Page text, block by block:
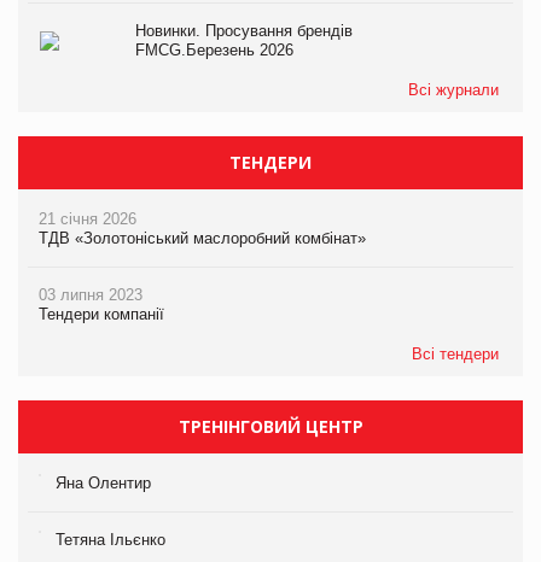
Новинки. Просування брендів
FMCG.Березень 2026
Всі журнали
ТЕНДЕРИ
21 січня 2026
ТДВ «Золотоніський маслоробний комбінат»
03 липня 2023
Тендери компанії
Всі тендери
ТРЕНІНГОВИЙ ЦЕНТР
Яна Олентир
Тетяна Ільєнко